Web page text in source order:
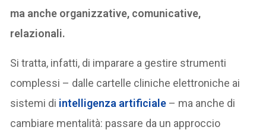
ma anche organizzative, comunicative,
relazionali.
Si tratta, infatti, di imparare a gestire strumenti
complessi – dalle cartelle cliniche elettroniche ai
sistemi di intelligenza artificiale – ma anche di
cambiare mentalità: passare da un approccio